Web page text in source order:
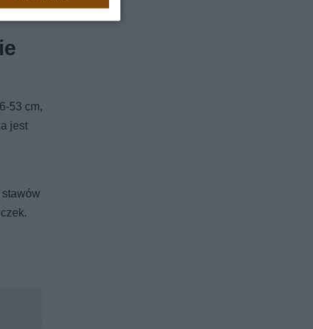
53 cm,
jest
stawów